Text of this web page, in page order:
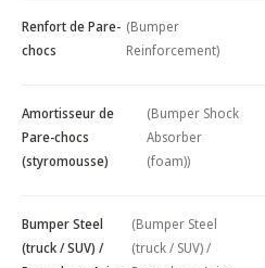
Renfort de Pare-
chocs
(Bumper
Reinforcement)
Amortisseur de
Pare-chocs
(styromousse)
(Bumper Shock
Absorber
(foam))
Bumper Steel
(truck / SUV) /
(Bumper Steel
(truck / SUV) /